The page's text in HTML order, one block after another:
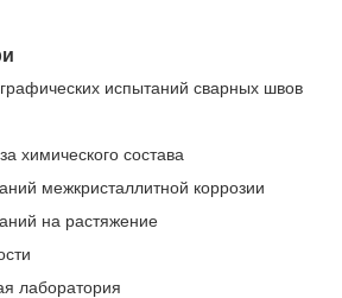
испытаний сварных швов
химического состава
межкристаллитной коррозии
на растяжение
лаборатория